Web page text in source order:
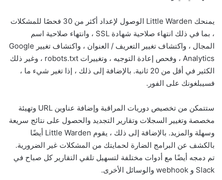
يمنحك Little Warden الوصول لإعداد أكثر من 30 فحصًا للمشكلات
، بما في ذلك انتهاء صلاحية شهادة SSL ، وانتهاء صلاحية اسم
المجال ، واكتشاف تغيير التعريف / العنوان ، واكتشاف تغيير Google
Analytics ، وفحص إعادة التوجيه ، وتغييرات robots.txt ، وغير ذلك
الكثير في أقل من 20 ثانية. بالإضافة إلى ذلك ، إذا تغير شيء ما ،
فسيبلغونك على الفور.
ستتمكن من تخصيص دوريات المراقبة وإضافة عناوين URL وتهيئة
مخصصة وتغيير السجلات وتقارير التجديد والحصول على نتائج سريعة
وسهلة والمزيد. بالإضافة إلى ذلك ، يقوم Little Warden أيضًا
بالكشف عن البرامج الضارة لحمايتك من المشكلات غير الضرورية.
تم دمجه أيضًا مع أدوات مختلفة لتسهيل تلقي التقارير كل صباح في
Slack و webhook والوسائل الأخرى.